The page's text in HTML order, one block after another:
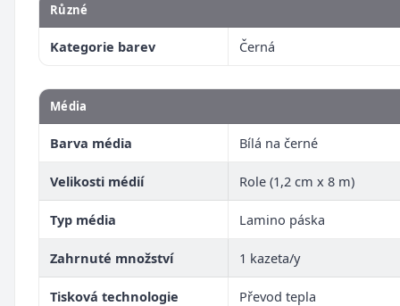
Různé
Kategorie barev Černá
Média
Barva média Bílá na černé
Velikosti médií Role (1,2 cm x 8 m)
Typ média Lamino páska
Zahrnuté množství 1 kazeta/y
Tisková technologie Převod tepla